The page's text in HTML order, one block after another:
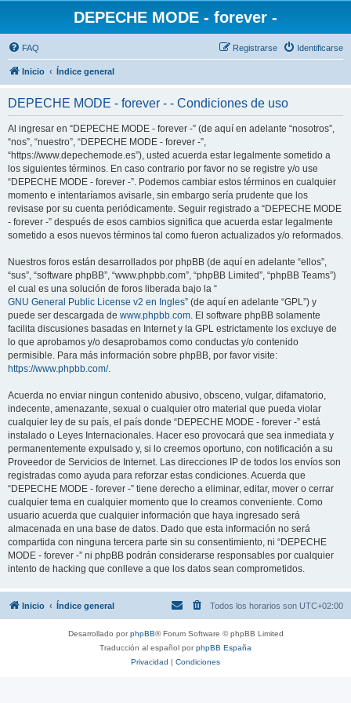
DEPECHE MODE - forever -
FAQ Identificarse
Registrarse
Inicio Índice general
DEPECHE MODE - forever - - Condiciones de uso
Al ingresar en “DEPECHE MODE - forever -” (de aquí en adelante “nosotros”,
“nos”, “nuestro”, “DEPECHE MODE - forever -”,
“https://www.depechemode.es”), usted acuerda estar legalmente sometido a
los siguientes términos. En caso contrario por favor no se registre y/o use
“DEPECHE MODE - forever -”. Podemos cambiar estos términos en cualquier
momento e intentaríamos avisarle, sin embargo sería prudente que los
revisase por su cuenta periódicamente. Seguir registrado a “DEPECHE MODE
- forever -” después de esos cambios significa que acuerda estar legalmente
sometido a esos nuevos términos tal como fueron actualizados y/o reformados.
Nuestros foros están desarrollados por phpBB (de aquí en adelante “ellos”,
“sus”, “software phpBB”, “www.phpbb.com”, “phpBB Limited”, “phpBB Teams”)
el cual es una solución de foros liberada bajo la “
GNU General Public License v2 en Ingles” (de aquí en adelante “GPL”) y
puede ser descargada de www.phpbb.com. El software phpBB solamente
facilita discusiones basadas en Internet y la GPL estrictamente los excluye de
lo que aprobamos y/o desaprobamos como conductas y/o contenido
permisible. Para más información sobre phpBB, por favor visite:
https://www.phpbb.com/.
Acuerda no enviar ningun contenido abusivo, obsceno, vulgar, difamatorio,
indecente, amenazante, sexual o cualquier otro material que pueda violar
cualquier ley de su país, el país donde “DEPECHE MODE - forever -” está
instalado o Leyes Internacionales. Hacer eso provocará que sea inmediata y
permanentemente expulsado y, si lo creemos oportuno, con notificación a su
Proveedor de Servicios de Internet. Las direcciones IP de todos los envíos son
registradas como ayuda para reforzar estas condiciones. Acuerda que
“DEPECHE MODE - forever -” tiene derecho a eliminar, editar, mover o cerrar
cualquier tema en cualquier momento que lo creamos conveniente. Como
usuario acuerda que cualquier información que haya ingresado será
almacenada en una base de datos. Dado que esta información no será
compartida con ninguna tercera parte sin su consentimiento, ni “DEPECHE
MODE - forever -” ni phpBB podrán considerarse responsables por cualquier
intento de hacking que conlleve a que los datos sean comprometidos.
Inicio Índice general Todos los horarios son UTC+02:00
Desarrollado porphpBB® Forum Software © phpBB Limited
Traducción al español porphpBB España
Privacidad | Condiciones